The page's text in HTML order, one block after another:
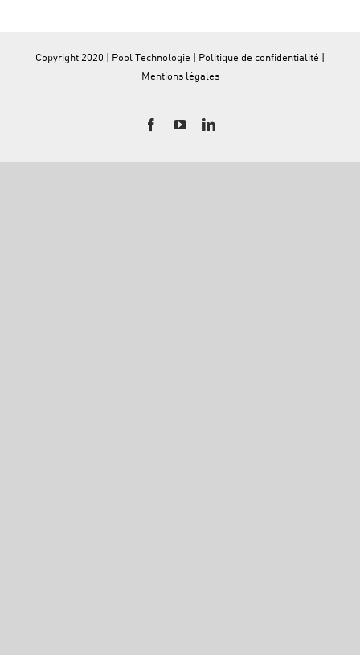
Copyright 2020 | Pool Technologie | Politique de confidentialité |
Mentions légales
FacebookYouTubeLinkedIn